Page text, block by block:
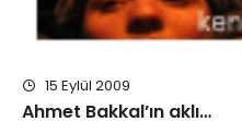
15 Eylül 2009
Ahmet Bakkal’ın aklı…